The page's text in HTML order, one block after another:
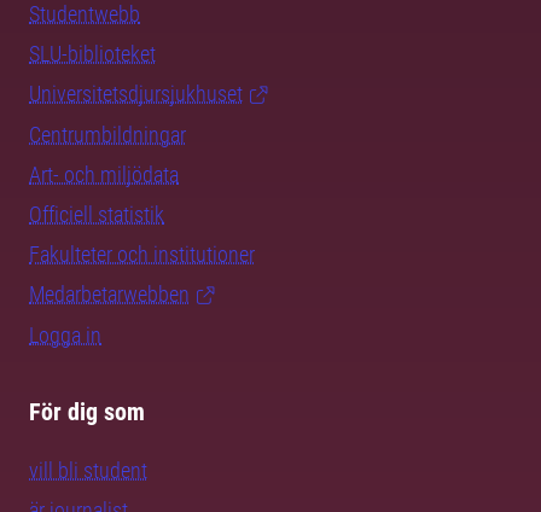
Studentwebb
SLU-biblioteket
Universitetsdjursjukhuset
Centrumbildningar
Art- och miljödata
Officiell statistik
Fakulteter och institutioner
Medarbetarwebben
Logga in
För dig som
vill bli student